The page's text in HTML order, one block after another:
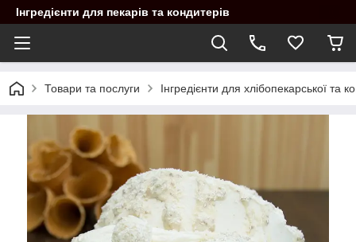
Інгредієнти для пекарів та кондитерів
Товари та послуги Інгредієнти для хлібопекарської та